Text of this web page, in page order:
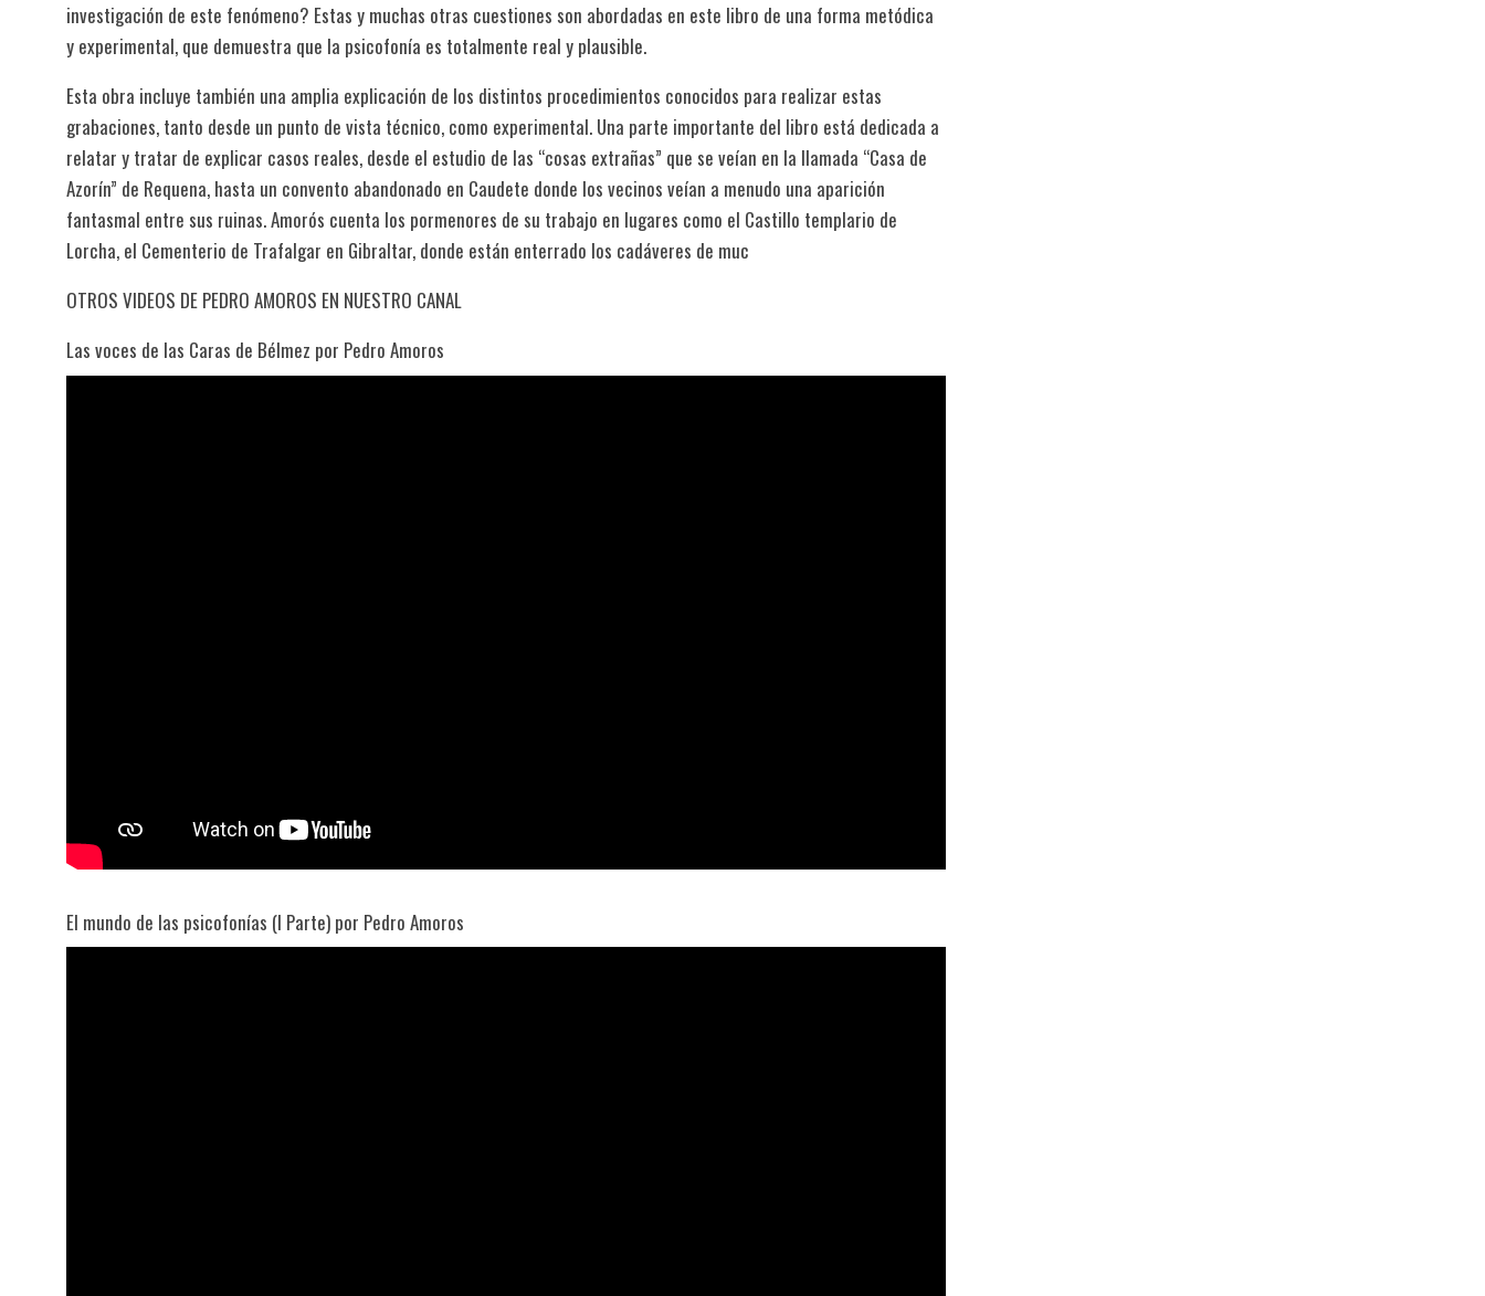
investigación de este fenómeno? Estas y muchas otras cuestiones son abordadas en este libro de una forma metódica
y experimental, que demuestra que la psicofonía es totalmente real y plausible.
Esta obra incluye también una amplia explicación de los distintos procedimientos conocidos para realizar estas
grabaciones, tanto desde un punto de vista técnico, como experimental. Una parte importante del libro está dedicada a
relatar y tratar de explicar casos reales, desde el estudio de las “cosas extrañas” que se veían en la llamada “Casa de
Azorín” de Requena, hasta un convento abandonado en Caudete donde los vecinos veían a menudo una aparición
fantasmal entre sus ruinas. Amorós cuenta los pormenores de su trabajo en lugares como el Castillo templario de
Lorcha, el Cementerio de Trafalgar en Gibraltar, donde están enterrado los cadáveres de muc
OTROS VIDEOS DE PEDRO AMOROS EN NUESTRO CANAL
Las voces de las Caras de Bélmez por Pedro Amoros
El mundo de las psicofonías (I Parte) por Pedro Amoros